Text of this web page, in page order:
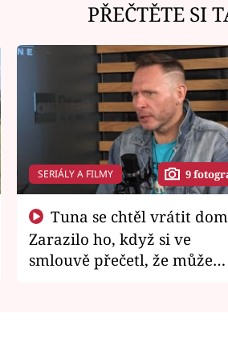
PŘEČTĚTE SI
SERIÁLY A FILMY 9
Zarazilo ho, když si ve
smlouvě přečetl, že může